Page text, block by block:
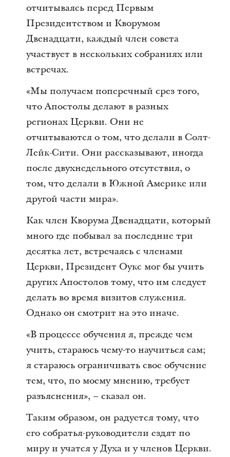
отчитываясь перед Первым
Президентством и Кворумом
Двенадцати, каждый член совета
участвует в нескольких собраниях или
встречах.
«Мы получаем поперечный срез того,
что Апостолы делают в разных
регионах Церкви. Они не
отчитываются о том, что делали в Солт-
Лейк-Сити. Они рассказывают, иногда
после двухнедельного отсутствия, о
том, что делали в Южной Америке или
другой части мира».
Как член Кворума Двенадцати, который
много где побывал за последние три
десятка лет, встречаясь с членами
Церкви, Президент Оукс мог бы учить
других Апостолов тому, что им следует
делать во время визитов служения.
Однако он смотрит на это иначе.
«В процессе обучения я, прежде чем
учить, стараюсь чему-то научиться сам;
я стараюсь ограничивать свое обучение
тем, что, по моему мнению, требует
разъяснения», – сказал он.
Таким образом, он радуется тому, что
его собратья-руководители ездят по
миру и учатся у Духа и у членов Церкви.